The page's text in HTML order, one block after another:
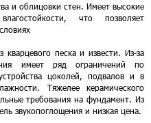
и облицовки стен. Имеет высокие
что позволяет
песка и извести. Из-за
имеет ряд ограничений по
цоколей, подвалов и в
Тяжелее керамического
требования на фундамент. Из
звукопоглощения и низкая цена.